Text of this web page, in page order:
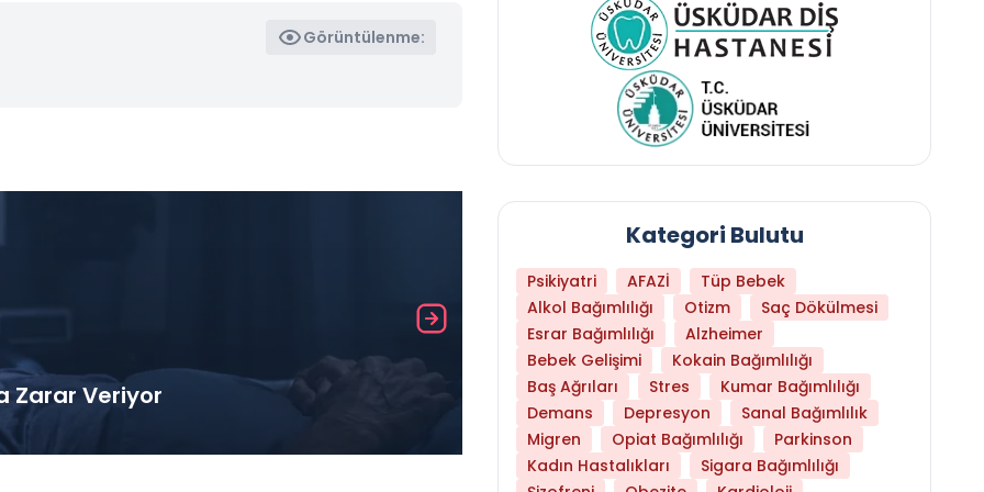
Görüntülenme:
Zarar Veriyor Libido Yüksekliği
Kategori Bulutu
Psikiyatri AFAZİ
Tüp Bebek
Alkol Bağımlılığı
Otizm
Saç Dökülmesi
Esrar Bağımlılığı
Alzheimer
Bebek Gelişimi
Kokain Bağımlılığı
Baş Ağrıları
Stres
Kumar Bağımlılığı
Demans
Depresyon
Sanal Bağımlılık
Migren
Opiat Bağımlılığı
Parkinson
Kadın Hastalıkları
Sigara Bağımlılığı